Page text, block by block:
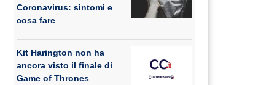
Coronavirus: sintomi e
cosa fare
Kit Harington non ha
ancora visto il finale di
Game of Thrones